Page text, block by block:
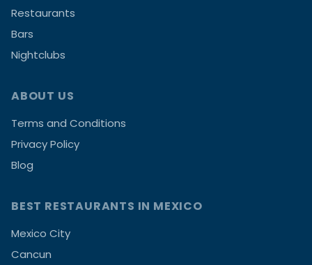
Restaurants
Bars
Nightclubs
ABOUT US
Terms and Conditions
Privacy Policy
Blog
BEST RESTAURANTS IN MEXICO
Mexico City
Cancun